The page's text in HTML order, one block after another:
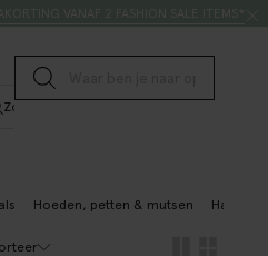
Submit search
Zoeken
Hoeden, petten & mutsen